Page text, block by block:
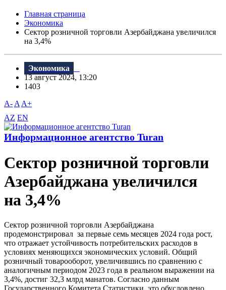
Главная страница
Экономика
Сектор розничной торговли Азербайджана увеличился
на 3,4%
Экономика
13 август 2024, 13:20
1403
A- A A+
AZ EN
Информационное агентство Turan
Сектор розничной торговли
Азербайджана увеличился
на 3,4%
Сектор розничной торговли Азербайджана
продемонстрировал за первые семь месяцев 2024 года рост,
что отражает устойчивость потребительских расходов в
условиях меняющихся экономических условий. Общий
розничный товарооборот, увеличившись по сравнению с
аналогичным периодом 2023 года в реальном выражении на
3,4%, достиг 32,3 млрд манатов. Согласно данным
Государственного Комитета Статистики, это обусловлено